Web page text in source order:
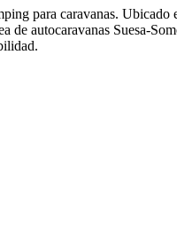
para caravanas.
autocaravanas Suesa-